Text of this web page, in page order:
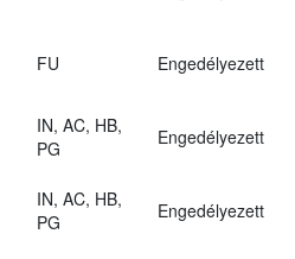
FU Engedélyezett
IN, AC, HB,
PG
Engedélyezett
IN, AC, HB,
PG
Engedélyezett